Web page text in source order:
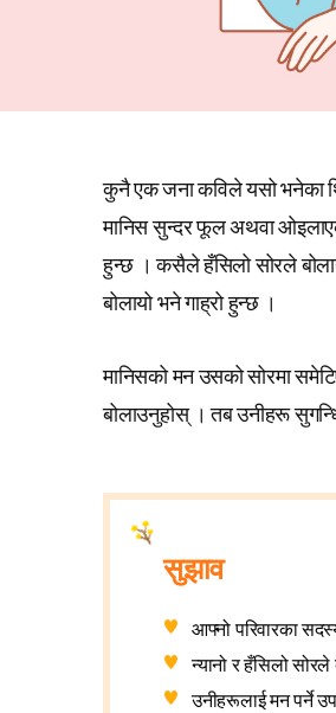
कुनै एक जना कविले यसो भनेका
मानिस सुन्दर फूल अथवा
हुन्छ । कसैले हँसिलो सोरले
बोलायो भने गाह्रो हुन्छ ।
मानिसको मन उसको सोरमा
बोलाउनुहोस् । तब उनीहरू
सुझाव
आफ्नो परिवारका
न्यानो र हँसिलो
उनीहरूलाई मन पर्ने